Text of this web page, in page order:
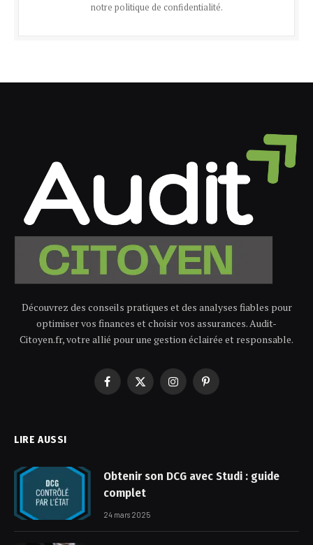
notre politique de confidentialité.
Découvrez des conseils pratiques et des analyses fiables pour
optimiser vos finances et choisir vos assurances. Audit-
Citoyen.fr, votre allié pour une gestion éclairée et responsable.
Facebook
X
InstagramPinterest
LIRE AUSSI
Obtenir son DCG avec Studi : guide
complet
24 mars 2025